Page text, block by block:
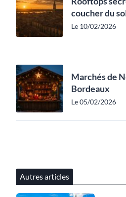
coucher du
Le 10/02/2026
Marchés de
Bordeaux
Le 05/02/2026
Autres articles